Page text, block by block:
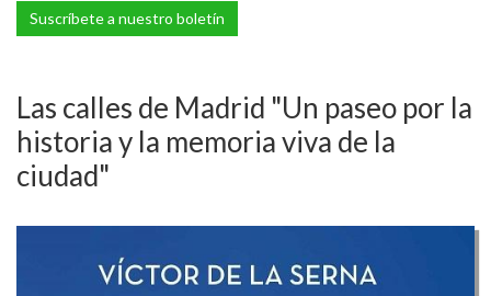
Suscríbete a nuestro boletín
Las calles de Madrid "Un paseo por la
historia y la memoria viva de la
ciudad"